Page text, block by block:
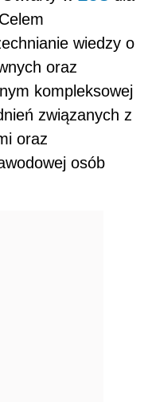
wiedzy o
oraz
kompleksowej
związanych z
oraz
osób